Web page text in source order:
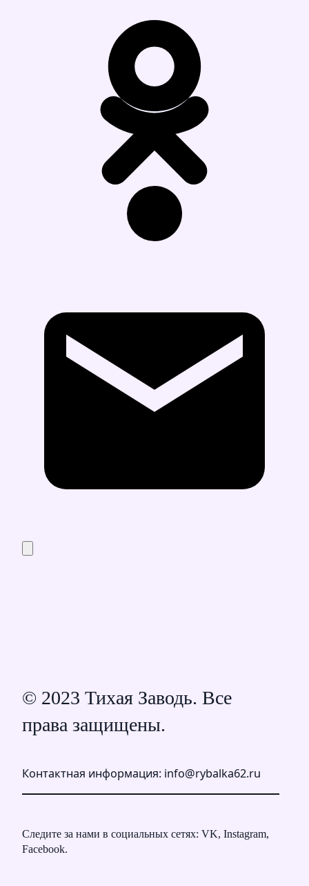
© 2023 Тихая Заводь. Все
права защищены.
Контактная информация: info@rybalka62.ru
Следите за нами в социальных сетях: VK, Instagram,
Facebook.